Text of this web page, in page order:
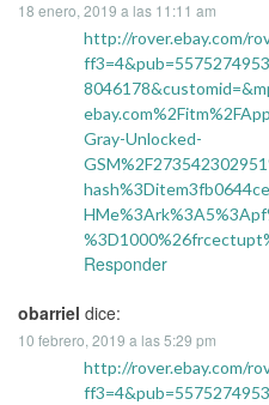
18 enero, 2019 a las 11:11 am
http://rover.ebay.com/
Gray-Unlocked-
Responder
obarriel dice:
10 febrero, 2019 a las 5:29 pm
http://rover.ebay.com/